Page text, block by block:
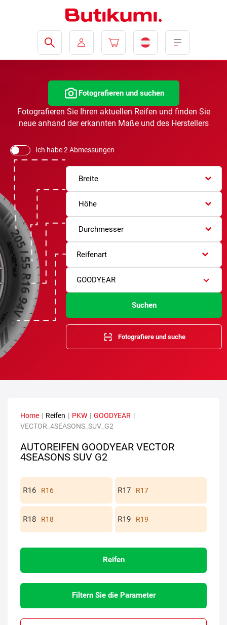
Fotografieren und suchen
Fotografieren Sie Ihren aktuellen Reifen und finden Sie
neue anhand der erkannten Maße und des Herstellers
Ich habe 2 Abmessungen
Breite
Höhe
Durchmesser
Reifenart
GOODYEAR
Suchen
Fotografiere und suche
Home | Reifen | PKW | GOODYEAR |
VECTOR_4SEASONS_SUV_G2
AUTOREIFEN GOODYEAR VECTOR
4SEASONS SUV G2
R16 R17
R18 R19
Reifen
Filtern Sie die Parameter